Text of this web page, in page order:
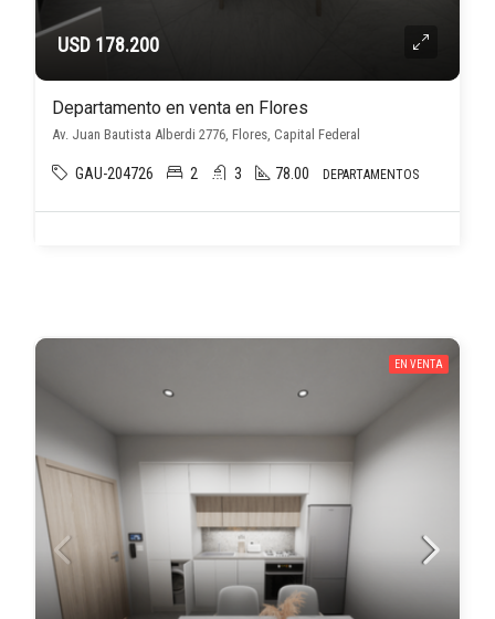
USD 178.200
Departamento en venta en Flores
Av. Juan Bautista Alberdi 2776, Flores, Capital Federal
GAU-204726 2 3 78.00 DEPARTAMENTOS
EN VENTA